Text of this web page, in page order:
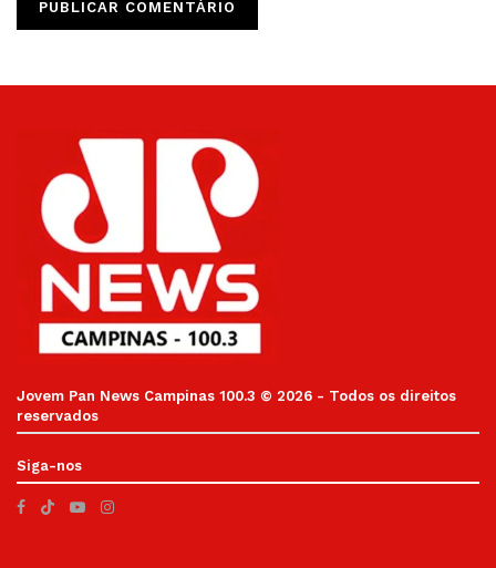
Jovem Pan News Campinas 100.3 © 2026 - Todos os direitos
reservados
Siga-nos